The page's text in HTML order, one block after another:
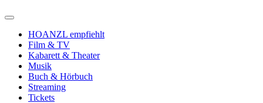
HOANZL empfiehlt
Film & TV
Kabarett & Theater
Musik
Buch & Hörbuch
Streaming
Tickets